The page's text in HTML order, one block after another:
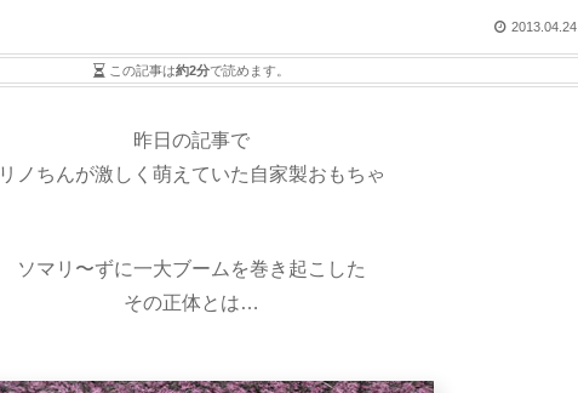
2013.04.24
この記事は約2分で読めます。
昨日の記事で
リノちんが激しく萌えていた自家製おもちゃ
ソマリ〜ずに一大ブームを巻き起こした
その正体とは…